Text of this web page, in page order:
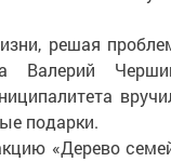
решая
Валерий
подарки.
«Дерево